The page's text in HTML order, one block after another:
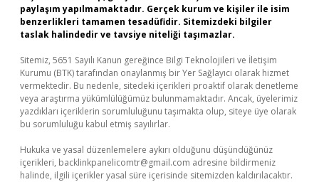
paylaşım yapılmamaktadır. Gerçek kurum ve kişiler ile isim
benzerlikleri tamamen tesadüfidir. Sitemizdeki bilgiler
taslak halindedir ve tavsiye niteliği taşımazlar.
Sitemiz, 5651 Sayılı Kanun gereğince Bilgi Teknolojileri ve İletişim
Kurumu (BTK) tarafından onaylanmış bir Yer Sağlayıcı olarak hizmet
vermektedir. Bu nedenle, sitedeki içerikleri proaktif olarak denetleme
veya araştırma yükümlülüğümüz bulunmamaktadır. Ancak, üyelerimiz
yazdıkları içeriklerin sorumluluğunu taşımakta olup, siteye üye olarak
bu sorumluluğu kabul etmiş sayılırlar.
Hukuka ve yasal düzenlemelere aykırı olduğunu düşündüğünüz
içerikleri, backlinkpanelicomtr@gmail.com adresine bildirmeniz
halinde, ilgili içerikler yasal süre içerisinde sitemizden kaldırılacaktır.